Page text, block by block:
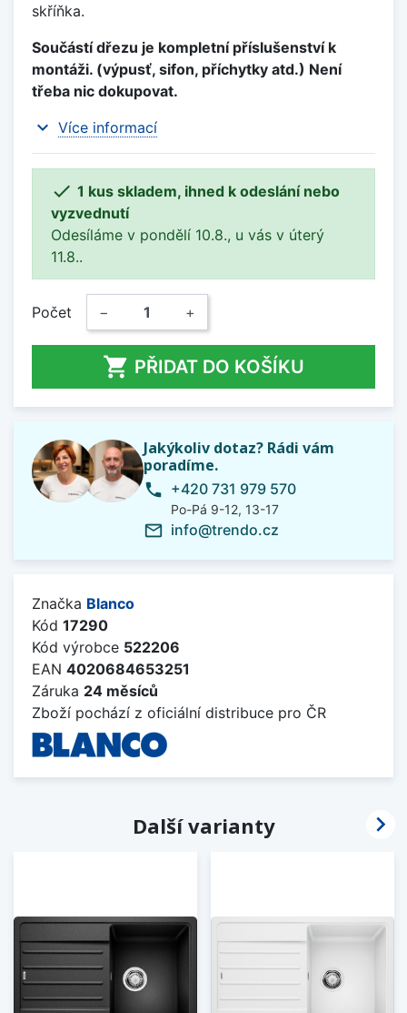
skříňka.
Součástí dřezu je kompletní příslušenství k
montáži. (výpusť, sifon, příchytky atd.) Není
třeba nic dokupovat.
expand_more Více informací
 1 kus skladem, ihned k odeslání nebo
vyzvednutí
Odesíláme v pondělí 10.8., u vás v úterý
11.8..
Počet − +
 PŘIDAT DO KOŠÍKU
Jakýkoliv dotaz? Rádi vám
poradíme.
phone +420 731 979 570
Po-Pá 9-12, 13-17
mail_outline info@trendo.cz
Značka Blanco
Kód 17290
Kód výrobce 522206
EAN 4020684653251
Záruka 24 měsíců
Zboží pochází z oficiální distribuce pro ČR
Další varianty 